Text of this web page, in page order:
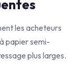
les acheteurs
papier semi-
plus larges.